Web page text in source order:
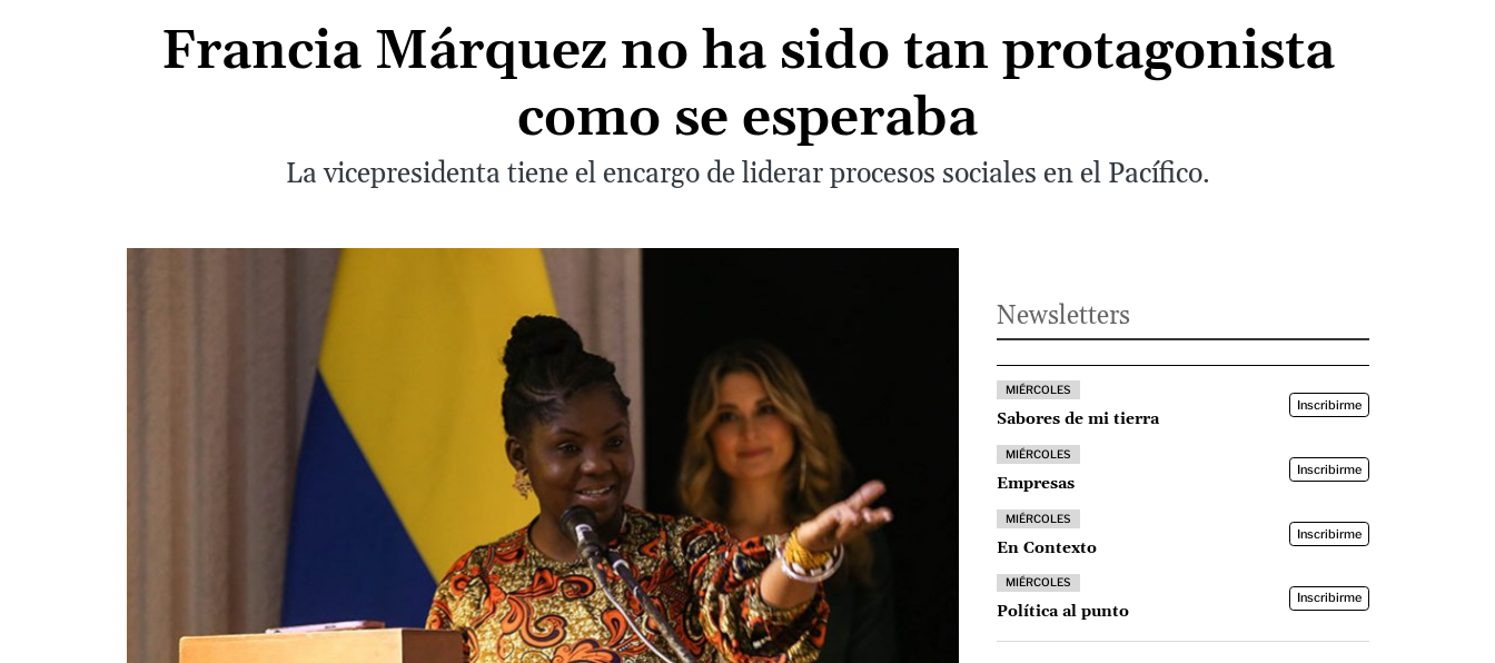
Francia Márquez no ha sido tan protagonista
como se esperaba
La vicepresidenta tiene el encargo de liderar procesos sociales en el Pacífico.
Newsletters
MIÉRCOLES
Sabores de mi tierra
Inscribirme
MIÉRCOLES
Empresas
Inscribirme
MIÉRCOLES
En Contexto
Inscribirme
MIÉRCOLES
Política al punto
Inscribirme